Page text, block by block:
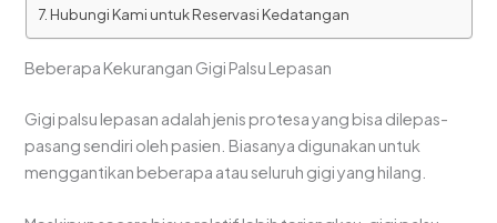
Hubungi Kami untuk Reservasi Kedatangan
Beberapa Kekurangan Gigi Palsu Lepasan
Gigi palsu lepasan adalah jenis protesa yang bisa dilepas-
pasang sendiri oleh pasien. Biasanya digunakan untuk
menggantikan beberapa atau seluruh gigi yang hilang.